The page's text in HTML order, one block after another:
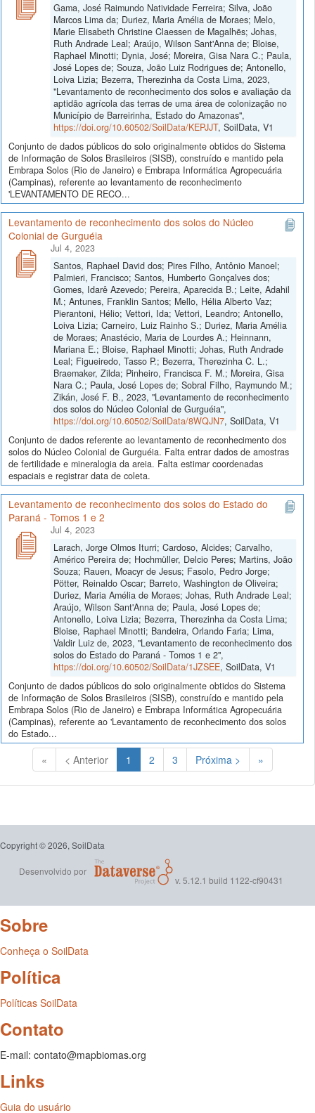
Gama, José Raimundo Natividade Ferreira; Silva, João
Marcos Lima da; Duriez, Maria Amélia de Moraes; Melo,
Marie Elisabeth Christine Claessen de Magalhẽs; Johas,
Ruth Andrade Leal; Araújo, Wilson Sant'Anna de; Bloise,
Raphael Minotti; Dynia, José; Moreira, Gisa Nara C.; Paula,
José Lopes de; Souza, João Luiz Rodrigues de; Antonello,
Loiva Lizia; Bezerra, Therezinha da Costa Lima, 2023,
"Levantamento de reconhecimento dos solos e avaliação da
aptidão agrícola das terras de uma área de colonização no
Município de Barreirinha, Estado do Amazonas",
https://doi.org/10.60502/SoilData/KEPJJT, SoilData, V1
Conjunto de dados públicos do solo originalmente obtidos do Sistema
de Informação de Solos Brasileiros (SISB), construído e mantido pela
Embrapa Solos (Rio de Janeiro) e Embrapa Informática Agropecuária
(Campinas), referente ao levantamento de reconhecimento
'LEVANTAMENTO DE RECO...
Levantamento de reconhecimento dos solos do Núcleo
Colonial de Gurguéia
Jul 4, 2023
Santos, Raphael David dos; Pires Filho, Antônio Manoel;
Palmieri, Francisco; Santos, Humberto Gonçalves dos;
Gomes, Idarê Azevedo; Pereira, Aparecida B.; Leite, Adahil
M.; Antunes, Franklin Santos; Mello, Hélia Alberto Vaz;
Pierantoni, Hélio; Vettori, Ida; Vettori, Leandro; Antonello,
Loiva Lizia; Carneiro, Luiz Rainho S.; Duriez, Maria Amélia
de Moraes; Anastécio, Maria de Lourdes A.; Heinnann,
Mariana E.; Bloise, Raphael Minotti; Johas, Ruth Andrade
Leal; Figueiredo, Tasso P.; Bezerra, Therezinha C. L.;
Braemaker, Zilda; Pinheiro, Francisca F. M.; Moreira, Gisa
Nara C.; Paula, José Lopes de; Sobral Filho, Raymundo M.;
Zikán, José F. B., 2023, "Levantamento de reconhecimento
dos solos do Núcleo Colonial de Gurguéia",
https://doi.org/10.60502/SoilData/8WQJN7, SoilData, V1
Conjunto de dados referente ao levantamento de reconhecimento dos
solos do Núcleo Colonial de Gurguéia. Falta entrar dados de amostras
de fertilidade e mineralogia da areia. Falta estimar coordenadas
espaciais e registrar data de coleta.
Levantamento de reconhecimento dos solos do Estado do
Paraná - Tomos 1 e 2
Jul 4, 2023
Larach, Jorge Olmos Iturri; Cardoso, Alcides; Carvalho,
Américo Pereira de; Hochmüller, Delcio Peres; Martins, João
Souza; Rauen, Moacyr de Jesus; Fasolo, Pedro Jorge;
Pötter, Reinaldo Oscar; Barreto, Washington de Oliveira;
Duriez, Maria Amélia de Moraes; Johas, Ruth Andrade Leal;
Araújo, Wilson Sant'Anna de; Paula, José Lopes de;
Antonello, Loiva Lizia; Bezerra, Therezinha da Costa Lima;
Bloise, Raphael Minotti; Bandeira, Orlando Faria; Lima,
Valdir Luiz de, 2023, "Levantamento de reconhecimento dos
solos do Estado do Paraná - Tomos 1 e 2",
https://doi.org/10.60502/SoilData/1JZSEE, SoilData, V1
Conjunto de dados públicos do solo originalmente obtidos do Sistema
de Informação de Solos Brasileiros (SISB), construído e mantido pela
Embrapa Solos (Rio de Janeiro) e Embrapa Informática Agropecuária
(Campinas), referente ao 'Levantamento de reconhecimento dos solos
do Estado...
« < Anterior 1 (Atual)
2 3 Próxima > »
Copyright © 2026, SoilData
Desenvolvido por
v. 5.12.1 build 1122-cf90431
Sobre
Conheça o SoilData
Política
Políticas SoilData
Contato
E-mail: contato@mapbiomas.org
Links
Guia do usuário